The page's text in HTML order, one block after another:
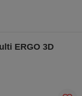
ERGO 3D